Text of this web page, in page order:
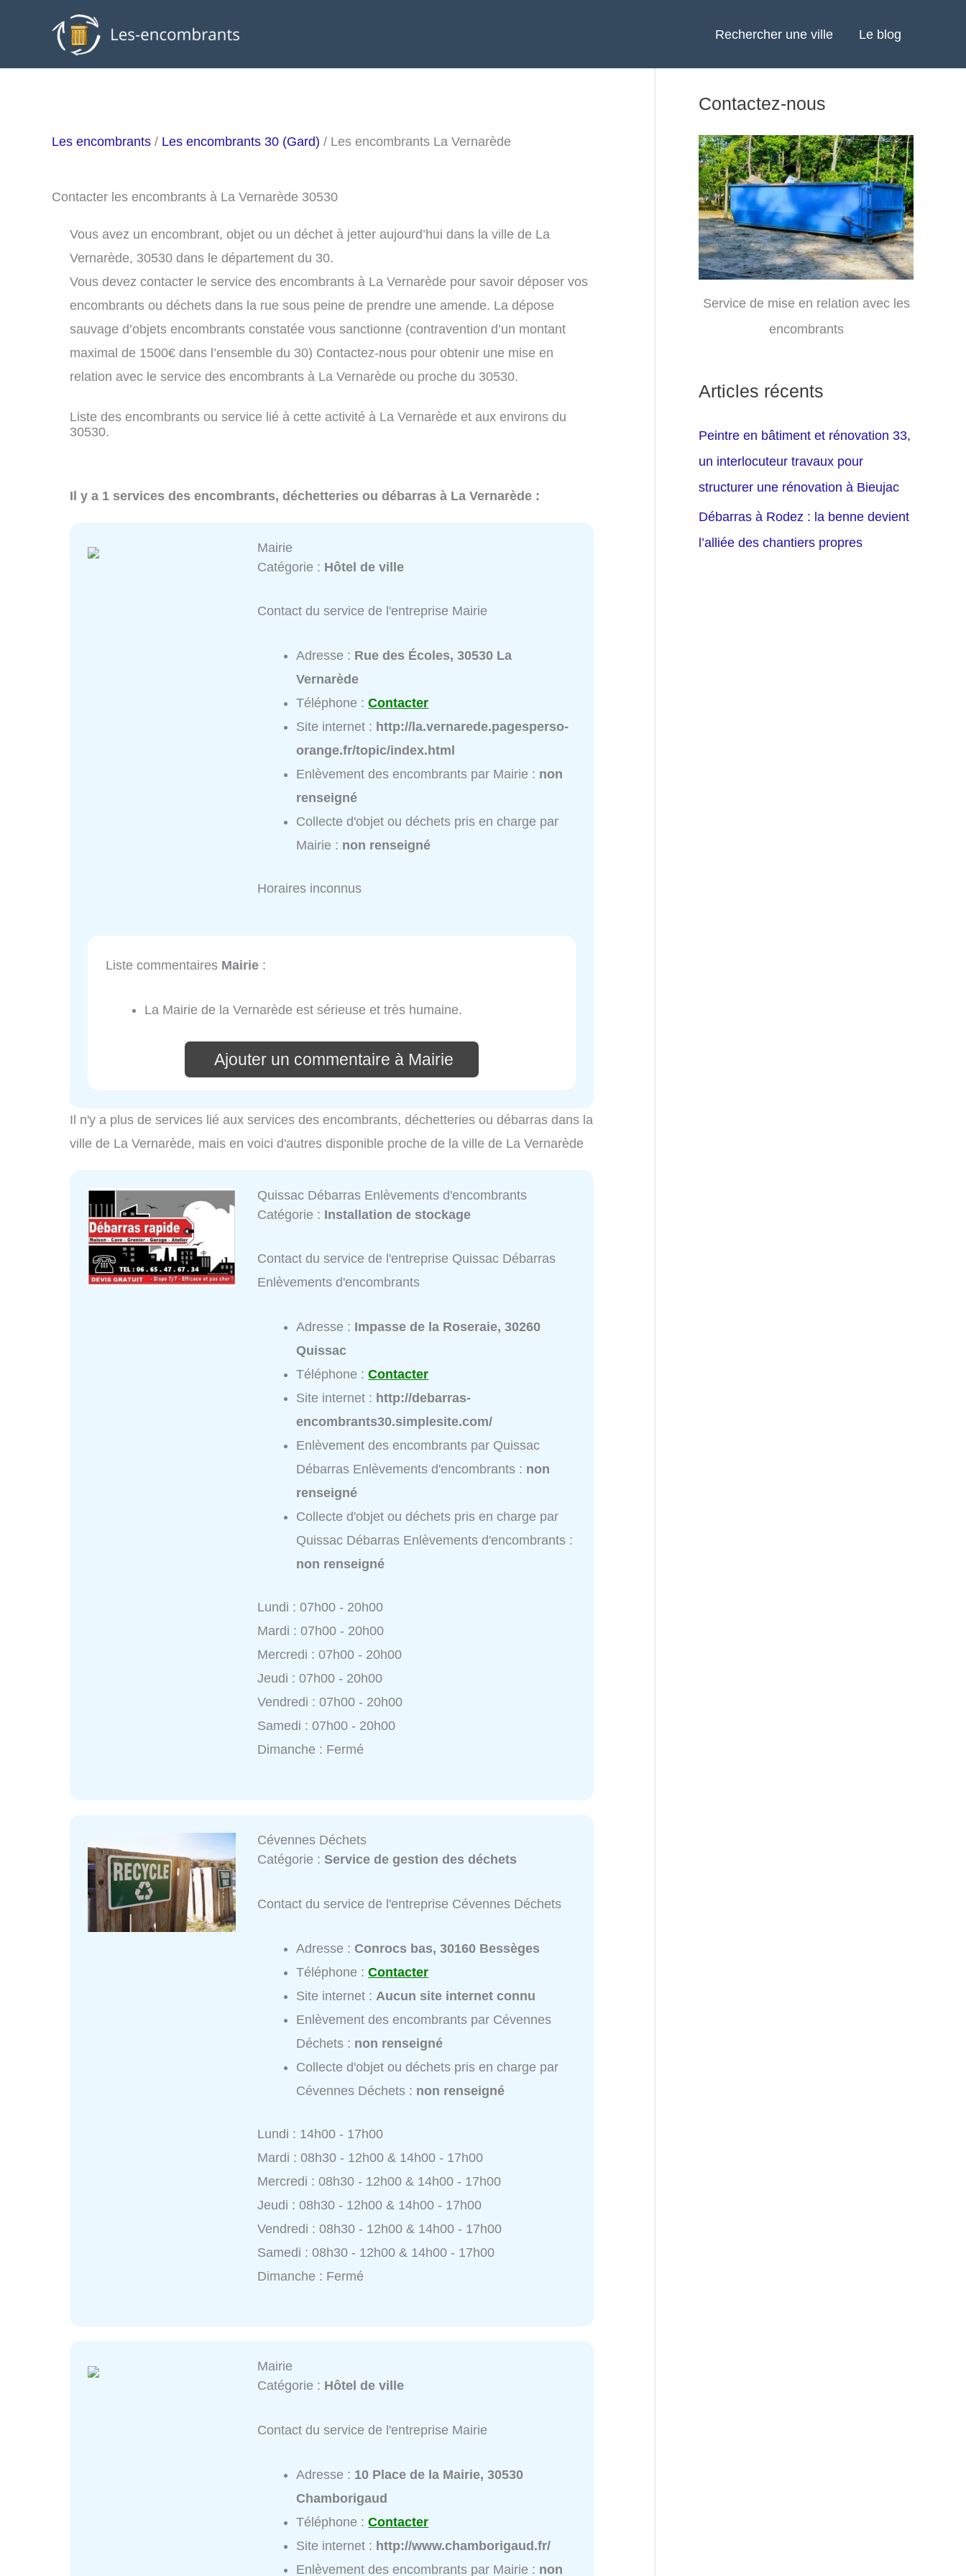
Rechercher une ville Le blog
Les encombrants / Les encombrants 30 (Gard) / Les encombrants La Vernarède
Contacter les encombrants à La Vernarède 30530
Vous avez un encombrant, objet ou un déchet à jetter aujourd’hui dans la ville de La
Vernarède, 30530 dans le département du 30.
Vous devez contacter le service des encombrants à La Vernarède pour savoir déposer vos
encombrants ou déchets dans la rue sous peine de prendre une amende. La dépose
sauvage d’objets encombrants constatée vous sanctionne (contravention d’un montant
maximal de 1500€ dans l’ensemble du 30) Contactez-nous pour obtenir une mise en
relation avec le service des encombrants à La Vernarède ou proche du 30530.
Liste des encombrants ou service lié à cette activité à La Vernarède et aux environs du
30530.
Il y a 1 services des encombrants, déchetteries ou débarras à La Vernarède :
Mairie
Catégorie : Hôtel de ville
Contact du service de l'entreprise Mairie
Adresse : Rue des Écoles, 30530 La
Vernarède
Téléphone :Contacter
Site internet : http://la.vernarede.pagesperso-
orange.fr/topic/index.html
Enlèvement des encombrants par Mairie : non
renseigné
Collecte d'objet ou déchets pris en charge par
Mairie : non renseigné
Horaires inconnus
Liste commentaires Mairie :
La Mairie de la Vernarède est sérieuse et très humaine.
Ajouter un commentaire à Mairie
Il n'y a plus de services lié aux services des encombrants, déchetteries ou débarras dans la
ville de La Vernarède, mais en voici d'autres disponible proche de la ville de La Vernarède
Quissac Débarras Enlèvements d'encombrants
Catégorie : Installation de stockage
Contact du service de l'entreprise Quissac Débarras
Enlèvements d'encombrants
Adresse : Impasse de la Roseraie, 30260
Quissac
Téléphone :Contacter
Site internet : http://debarras-
encombrants30.simplesite.com/
Enlèvement des encombrants par Quissac
Débarras Enlèvements d'encombrants : non
renseigné
Collecte d'objet ou déchets pris en charge par
Quissac Débarras Enlèvements d'encombrants :
non renseigné
Lundi : 07h00 - 20h00
Mardi : 07h00 - 20h00
Mercredi : 07h00 - 20h00
Jeudi : 07h00 - 20h00
Vendredi : 07h00 - 20h00
Samedi : 07h00 - 20h00
Dimanche : Fermé
Cévennes Déchets
Catégorie :Service de gestion des déchets
Contact du service de l'entreprise Cévennes Déchets
Adresse :Conrocs bas, 30160 Bessèges
Téléphone :Contacter
Site internet : Aucun site internet connu
Enlèvement des encombrants par Cévennes
Déchets : non renseigné
Collecte d'objet ou déchets pris en charge par
Cévennes Déchets : non renseigné
Lundi : 14h00 - 17h00
Mardi : 08h30 - 12h00 & 14h00 - 17h00
Mercredi : 08h30 - 12h00 & 14h00 - 17h00
Jeudi : 08h30 - 12h00 & 14h00 - 17h00
Vendredi : 08h30 - 12h00 & 14h00 - 17h00
Samedi : 08h30 - 12h00 & 14h00 - 17h00
Dimanche : Fermé
Mairie
Catégorie : Hôtel de ville
Contact du service de l'entreprise Mairie
Adresse : 10 Place de la Mairie, 30530
Chamborigaud
Téléphone :Contacter
Site internet : http://www.chamborigaud.fr/
Enlèvement des encombrants par Mairie : non
Contactez-nous
Service de mise en relation avec les
encombrants
Articles récents
Peintre en bâtiment et rénovation 33,
un interlocuteur travaux pour
structurer une rénovation à Bieujac
Débarras à Rodez : la benne devient
l’alliée des chantiers propres